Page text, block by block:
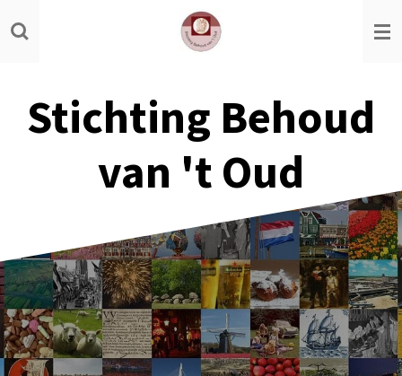
Ga
direct
hoofdinhoud
Stichting Behoud
van 't Oud